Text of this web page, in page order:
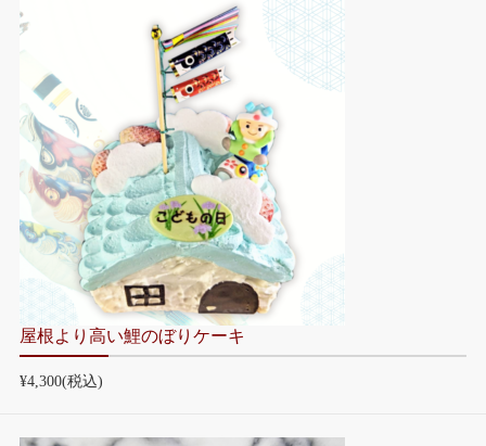
屋根より高い鯉のぼりケーキ
¥4,300(税込)